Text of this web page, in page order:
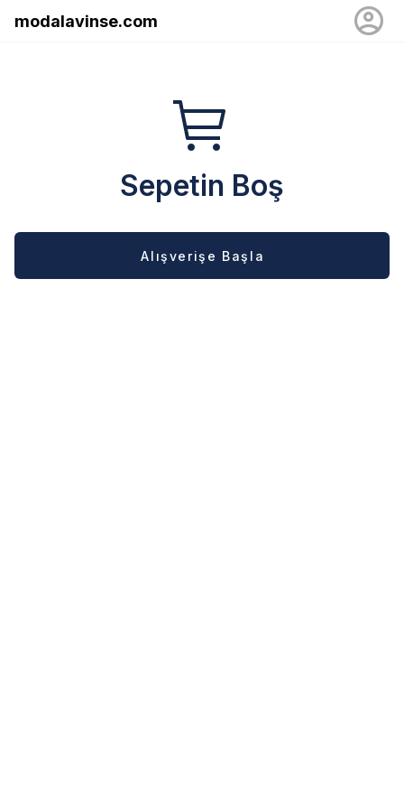
modalavinse.com
Sepetin Boş
Alışverişe Başla